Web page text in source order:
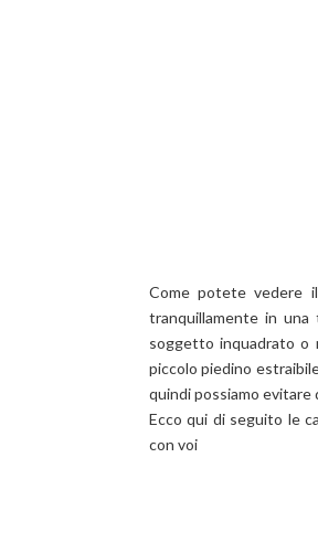
Come potete vedere
tranquillamente in una
soggetto inquadrato o
piccolo piedino
quindi possiamo
Ecco qui di seguito le
con voi